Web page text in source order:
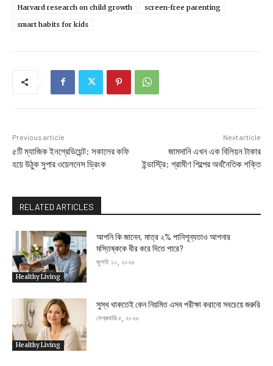
Harvard research on child growth
screen-free parenting
smart habits for kids
Previous article
৫টি ম্যাজিক ইনগ্রেডিয়েন্ট: সকালের কফি
হয়ে উঠুক সুপার ওয়েলনেস ড্রিংক
Next article
জামদানি এখন এক বিলিয়ন টাকার
ইন্ডাস্ট্রি: গ্রামীণ শিল্পের অর্থনৈতিক শক্তি
RELATED ARTICLES
Healthy Living
আপনি কি জানেন, মাত্র ২% পানিশূন্যতাও আপনার
মস্তিষ্ককে ধীর করে দিতে পারে?
জুলাই ১০, ২০২৬
Healthy Living
সুস্থ থাকতেই কেন নিয়মিত এসব পরীক্ষা করানো সবচেয়ে জরুরি
ফেব্রুয়ারি ৫, ২০২৬